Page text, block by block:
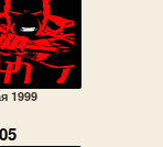
1999